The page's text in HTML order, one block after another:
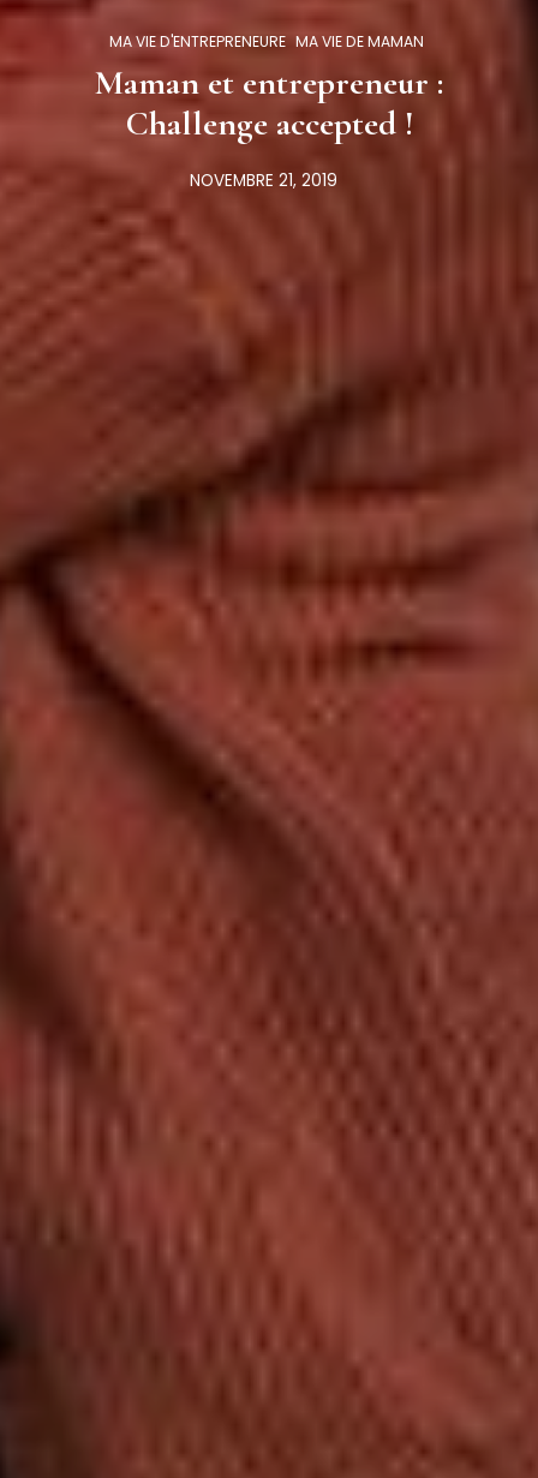
MA VIE D'ENTREPRENEURE MA VIE DE MAMAN
Maman et entrepreneur :
Challenge accepted !
NOVEMBRE 21, 2019